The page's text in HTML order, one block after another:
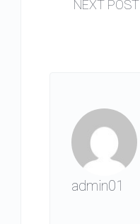
NEXT POST
admin01